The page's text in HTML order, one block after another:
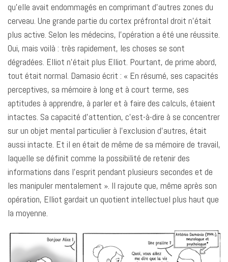
qu’elle avait endommagés en comprimant d’autres zones du
cerveau. Une grande partie du cortex préfrontal droit n’était
plus active. Selon les médecins, l’opération a été une réussite.
Oui, mais voilà : très rapidement, les choses se sont
dégradées. Elliot n’était plus Elliot. Pourtant, de prime abord,
tout était normal. Damasio écrit : « En résumé, ses capacités
perceptives, sa mémoire à long et à court terme, ses
aptitudes à apprendre, à parler et à faire des calculs, étaient
intactes. Sa capacité d’attention, c’est-à-dire à se concentrer
sur un objet mental particulier à l’exclusion d’autres, était
aussi intacte. Et il en était de même de sa mémoire de travail,
laquelle se définit comme la possibilité de retenir des
informations dans l’esprit pendant plusieurs secondes et de
les manipuler mentalement ». Il rajoute que, même après son
opération, Elliot gardait un quotient intellectuel plus haut que
la moyenne.